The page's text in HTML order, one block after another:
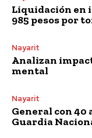
Liquidación en
985 pesos por
Nayarit
Analizan
mental
Nayarit
General con 40
Guardia